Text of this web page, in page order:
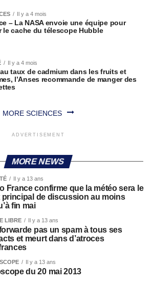
Il y a 4 mois
– La NASA envoie une équipe pour
le cache du télescope Hubble
Il y a 4 mois
taux de cadmium dans les fruits et
l’Anses recommande de manger des
MORE SCIENCES
ADVERTISEMENT
MORE NEWS
Il y a 13 ans
France confirme que la météo sera le
principal de discussion au moins
fin mai
LIBRE Il y a 13 ans
forwarde pas un spam à tous ses
et meurt dans d’atroces
Il y a 13 ans
du 20 mai 2013